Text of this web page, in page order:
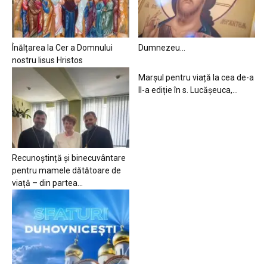
Înălțarea la Cer a Domnului
nostru Iisus Hristos
Dumnezeu…
Recunoștință și binecuvântare
pentru mamele dătătoare de
viață – din partea...
Marșul pentru viață la cea de-a
II-a ediție în s. Lucășeuca,...